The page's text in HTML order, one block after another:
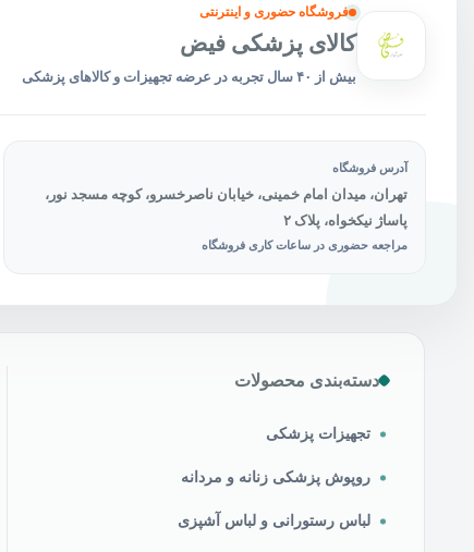
فروشگاه حضوری و اینترنتی
کالای پزشکی فیض
بیش از ۴۰ سال تجربه در عرضه تجهیزات و کالاهای پزشکی
آدرس فروشگاه
تهران، میدان امام خمینی، خیابان ناصرخسرو، کوچه مسجد نور،
پاساژ نیکخواه، پلاک ۲
مراجعه حضوری در ساعات کاری فروشگاه
دسته‌بندی محصولات
تجهیزات پزشکی
روپوش پزشکی زنانه و مردانه
لباس رستورانی و لباس آشپزی